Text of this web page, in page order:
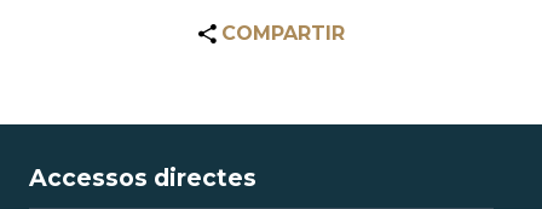
COMPARTIR
Accessos directes